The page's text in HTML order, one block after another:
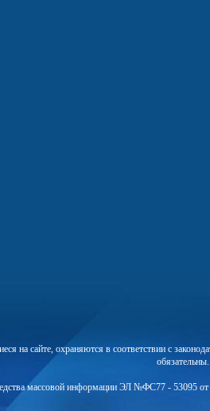
на сайте, охраняются в соответствии с
массовой информации ЭЛ №ФС77 - 53095